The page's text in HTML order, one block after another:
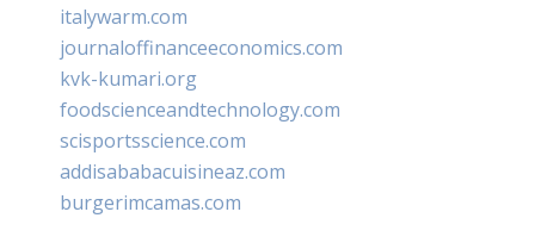
italywarm.com
journaloffinanceeconomics.com
kvk-kumari.org
foodscienceandtechnology.com
scisportsscience.com
addisababacuisineaz.com
burgerimcamas.com